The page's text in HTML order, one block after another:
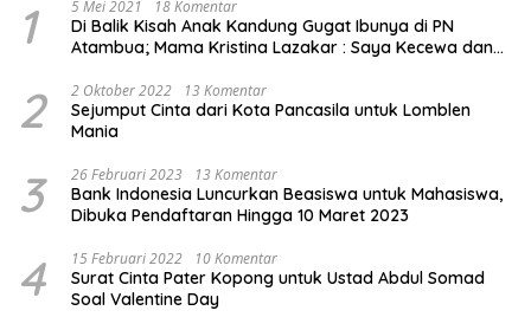
1 5 Mei 2021 18 Komentar
Di Balik Kisah Anak Kandung Gugat Ibunya di PN
Atambua; Mama Kristina Lazakar : Saya Kecewa dan
2 2 Oktober 2022 13 Komentar
Sejumput Cinta dari Kota Pancasila untuk Lomblen
Mania
3 26 Februari 2023 13 Komentar
Bank Indonesia Luncurkan Beasiswa untuk Mahasiswa,
Dibuka Pendaftaran Hingga 10 Maret 2023
4 15 Februari 2022 10 Komentar
Surat Cinta Pater Kopong untuk Ustad Abdul Somad
Soal Valentine Day